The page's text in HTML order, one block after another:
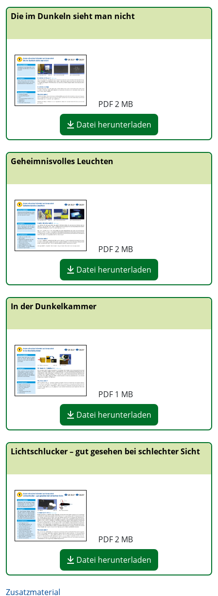
Die im Dunkeln sieht man nicht
PDF2 MB
Datei herunterladen
Geheimnisvolles Leuchten
PDF2 MB
Datei herunterladen
In der Dunkelkammer
PDF 1 MB
Datei herunterladen
Lichtschlucker – gut gesehen bei schlechter Sicht
PDF2 MB
Datei herunterladen
Zusatzmaterial